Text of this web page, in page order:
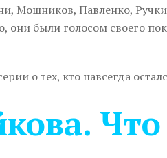
Мошников, Павленко,
они были голосом своего
о тех, кто навсегда
Что